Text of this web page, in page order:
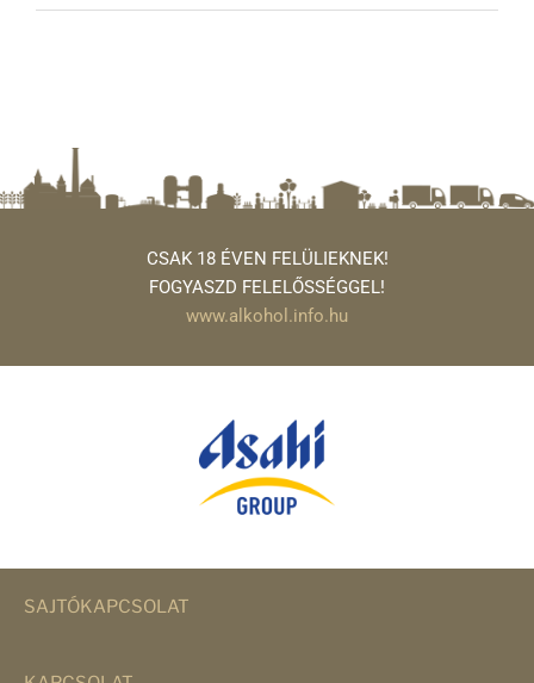
CSAK 18 ÉVEN FELÜLIEKNEK!
FOGYASZD FELELŐSSÉGGEL!
www.alkohol.info.hu
SAJTÓKAPCSOLAT